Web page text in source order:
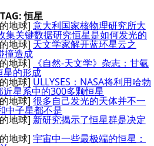
恒星
地球] 意大利国家核物理研究所大
关键数据研究恒星是如何发光的
地球] 天文学家解开蓝环星云之
撞造成
地球] 《自然-天文学》杂志：甘氨
星的形成
地球] ULLYSES：NASA将利用哈勃
星系中的300多颗恒星
地球] 很多自己发光的天体并不一
中子星都不是
地球] 新研究揭示了恒星群是决定
地球] 宇宙中一些最极端的恒星：